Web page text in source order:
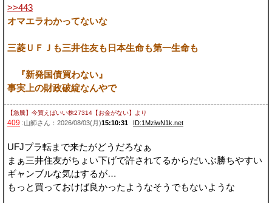
>>443
オマエラわかってないな
三菱ＵＦＪも三井住友も日本生命も第一生命も
『新発国債買わない』
事実上の財政破綻なんやで
【急騰】今買えばいい株27314【お金がない】 より
409 :山師さん：2026/08/03(月)15:10:31 ID:1MziwN1k.net
UFJプラ転まで来たがどうだろなぁ
まぁ三井住友がちょい下げで許されてるからだいぶ勝ちやすい
ギャンブルな気はするが…
もっと買っておけば良かったようなそうでもないような